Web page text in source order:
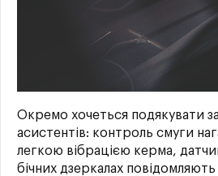
Окремо хочеться подякувати
асистентів: контроль смуги
легкою вібрацією керма,
бічних дзеркалах